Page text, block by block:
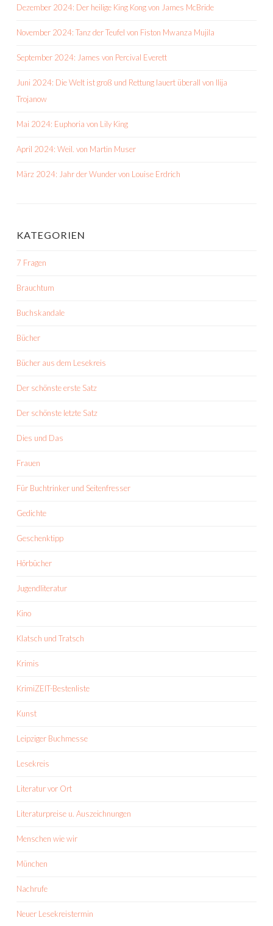
Dezember 2024: Der heilige King Kong von James McBride
November 2024: Tanz der Teufel von Fiston Mwanza Mujila
September 2024: James von Percival Everett
Juni 2024: Die Welt ist groß und Rettung lauert überall von Ilija
Trojanow
Mai 2024: Euphoria von Lily King
April 2024: Weil. von Martin Muser
März 2024: Jahr der Wunder von Louise Erdrich
KATEGORIEN
7 Fragen
Brauchtum
Buchskandale
Bücher
Bücher aus dem Lesekreis
Der schönste erste Satz
Der schönste letzte Satz
Dies und Das
Frauen
Für Buchtrinker und Seitenfresser
Gedichte
Geschenktipp
Hörbücher
Jugendliteratur
Kino
Klatsch und Tratsch
Krimis
KrimiZEIT-Bestenliste
Kunst
Leipziger Buchmesse
Lesekreis
Literatur vor Ort
Literaturpreise u. Auszeichnungen
Menschen wie wir
München
Nachrufe
Neuer Lesekreistermin